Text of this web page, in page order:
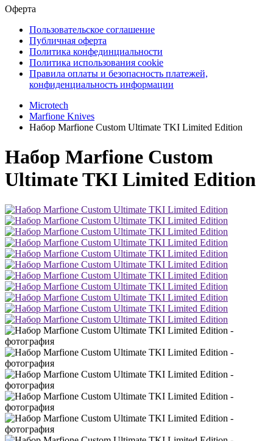
Оферта
Пользовательское соглашение
Публичная оферта
Политика конфединциальности
Политика использования cookie
Правила оплаты и безопасность платежей,
конфиденциальность информации
Microtech
Marfione Knives
Набор Marfione Custom Ultimate TKI Limited Edition
Набор Marfione Custom
Ultimate TKI Limited Edition